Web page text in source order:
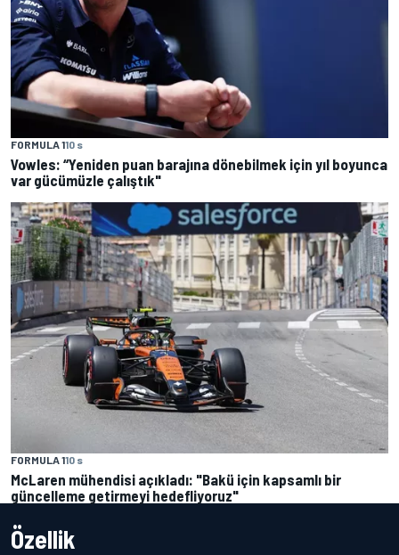
FORMULA 110 s
Vowles: “Yeniden puan barajına dönebilmek için yıl boyunca
var gücümüzle çalıştık"
FORMULA 110 s
McLaren mühendisi açıkladı: "Bakü için kapsamlı bir
güncelleme getirmeyi hedefliyoruz"
Özellik